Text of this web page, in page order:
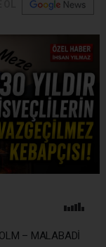
– MALABADİ